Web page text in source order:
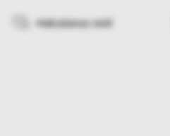
Maksāšanas veidi